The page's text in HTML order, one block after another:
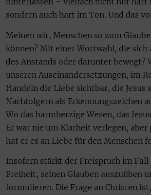
sondern auch hart im Ton. Und das
Meinen wir, Menschen so zum
können? Mit einer Wortwahl, die sich
des Anstands oder darunter bewegt?
unseren Auseinandersetzungen, im
Handeln die Liebe sichtbar, die Jesus
Nachfolgern als Erkennungszeichen
Wo das barmherzige Wesen, das
Er war nie um Klarheit verlegen, aber
hat er es an Liebe für den Menschen
Insofern stärkt der Freispruch im Fall
Freiheit, seinen Glauben auszuüben
formulieren. Die Frage an Christen